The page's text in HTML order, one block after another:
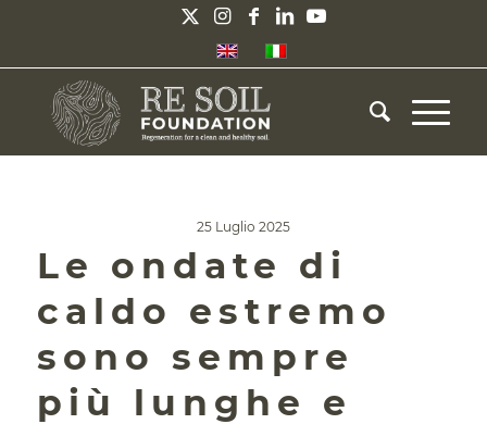
25 Luglio 2025
Le ondate di
caldo estremo
sono sempre
più lunghe e